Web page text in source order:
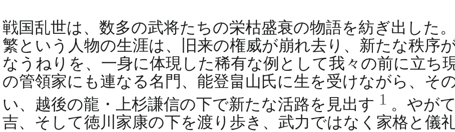
戦国乱世は、数多の武将たちの栄枯盛衰の物語を紡ぎ出した
繁という人物の生涯は、旧来の権威が崩れ去り、新たな秩序
なうねりを、一身に体現した稀有な例として我々の前に立ち
の管領家にも連なる名門、能登畠山氏に生を受けながら、そ
い、越後の龍・上杉謙信の下で新たな活路を見出す 1 。やが
吉、そして徳川家康の下を渡り歩き、武力ではなく家格と儀